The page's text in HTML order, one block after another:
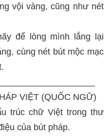
vội vàng, cũng như nét
để lòng mình lắng lại
cùng nét bút mộc mạc
VIỆT (QUỐC NGỮ)
trúc chữ Việt trong thư
của bút pháp.